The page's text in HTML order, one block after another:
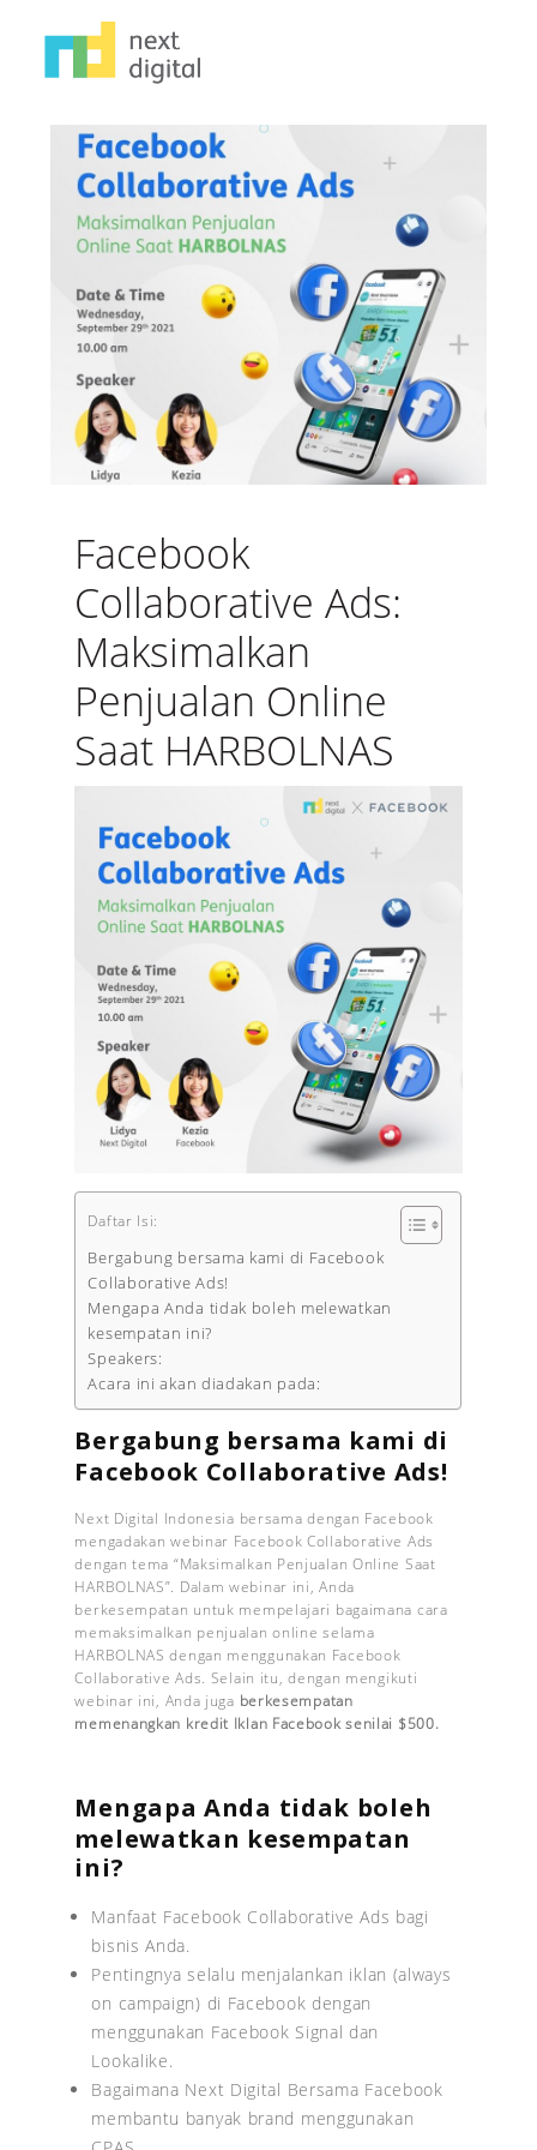
Facebook
Collaborative Ads:
Maksimalkan
Penjualan Online
Saat HARBOLNAS
Daftar Isi:
Bergabung bersama kami di Facebook
Collaborative Ads!
Mengapa Anda tidak boleh melewatkan
kesempatan ini?
Speakers:
Acara ini akan diadakan pada:
Bergabung bersama kami di
Facebook Collaborative Ads!
Next Digital Indonesia bersama dengan Facebook
mengadakan webinar Facebook Collaborative Ads
dengan tema “Maksimalkan Penjualan Online Saat
HARBOLNAS”. Dalam webinar ini, Anda
berkesempatan untuk mempelajari bagaimana cara
memaksimalkan penjualan online selama
HARBOLNAS dengan menggunakan Facebook
Collaborative Ads. Selain itu, dengan mengikuti
webinar ini, Anda juga berkesempatan
memenangkan kredit Iklan Facebook senilai $500.
Mengapa Anda tidak boleh
melewatkan kesempatan
ini?
Manfaat Facebook Collaborative Ads bagi
bisnis Anda.
Pentingnya selalu menjalankan iklan (always
on campaign) di Facebook dengan
menggunakan Facebook Signal dan
Lookalike.
Bagaimana Next Digital Bersama Facebook
membantu banyak brand menggunakan